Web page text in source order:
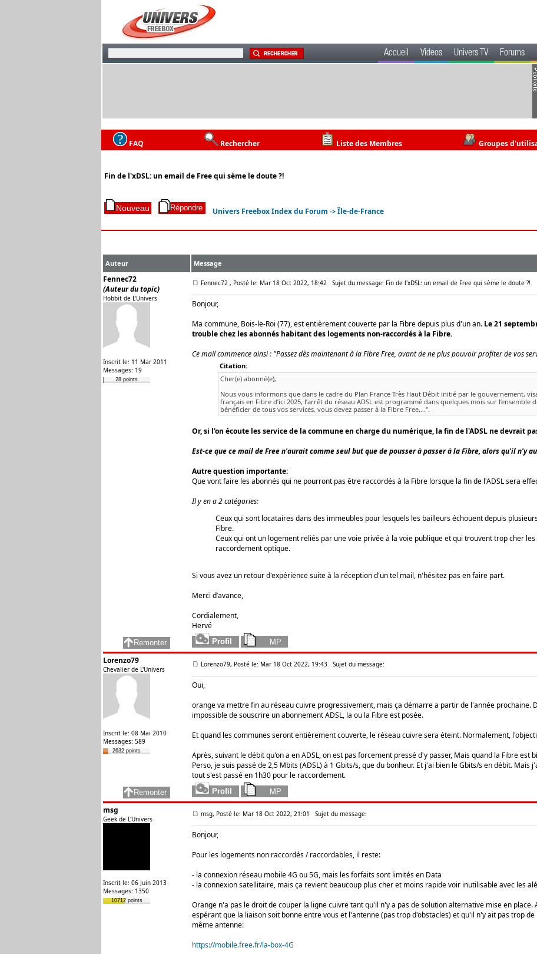
Accueil Videos Univers TV Forums
FAQ Rechercher Liste des Membres Groupes
Fin de l'xDSL: un email de Free qui sème le doute ?!
Univers Freebox Index du Forum -> Île-de-France
Auteur Message
Fennec72
(Auteur du topic)
Hobbit de L'Univers
Inscrit le: 11 Mar 2011
Messages: 19
28 points
Fennec72 , Posté le: Mar 18 Oct 2022, 18:42 Sujet du message: Fin de l'xDSL: un email de Free qui sème le doute ?!
Bonjour,
Ma commune, Bois-le-Roi (77), est entièrement couverte par la Fibre depuis plus d'un an. Le 21
trouble chez les abonnés habitant des logements non-raccordés à la Fibre.
Ce mail commence ainsi : "Passez dès maintenant à la Fibre Free, avant de ne plus pouvoir profiter de vos
Citation:
Cher(e) abonné(e),
Nous vous informons que dans le cadre du Plan France Très Haut Débit initié par le gouvernement,
français en Fibre d’ici 2025, l’arrêt du réseau ADSL est programmé dans quelques mois sur
bénéficier de tous vos services, vous devez passer à la Fibre Free,...".
Or, si l'on écoute les service de la commune en charge du numérique, la fin de l'ADSL ne devrait
Est-ce que ce mail de Free n'aurait comme seul but que de pousser à passer à la Fibre, alors qu'il n'y
Autre question importante:
Que vont faire les abonnés qui ne pourront pas être raccordés à la Fibre lorsque la fin de l'ADSL sera
Il y en a 2 catégories:
Ceux qui sont locataires dans des immeubles pour lesquels les bailleurs échouent depuis
Fibre.
Ceux qui ont un logement reliés par une voie privée à la voie publique et qui trouvent trop cher
raccordement optique.
Si vous avez un retour d'expérience suite à la réception d'un tel mail, n'hésitez pas en faire part.
Merci d’avance,
Cordialement,
Hervé
Lorenzo79
Chevalier de L'Univers
Inscrit le: 08 Mai 2010
Messages: 589
2632 points
Lorenzo79, Posté le: Mar 18 Oct 2022, 19:43 Sujet du message:
Oui,
orange va mettre fin au réseau cuivre progressivement, mais ça démarre a partir de l'année prochaine.
impossible de souscrire un abonnement ADSL, la ou la Fibre est posée.
Et quand les communes seront entièrement couverte, le réseau cuivre sera éteint. Normalement,
Après, suivant le débit qu'on a en ADSL, on est pas forcement pressé d'y passer, Mais quand la Fibre est
Perso, je suis passé de 2,5 Mbits (ADSL) à 1 Gbits/s, que du bonheur. Et j'ai bien le Gbits/s en débit.
tout s'est passé en 1h30 pour le raccordement.
msg
Geek de L'Univers
Inscrit le: 06 Juin 2013
Messages: 1350
10712 points
msg, Posté le: Mar 18 Oct 2022, 21:01 Sujet du message:
Bonjour,
Pour les logements non raccordés / raccordables, il reste:
- la connexion réseau mobile 4G ou 5G, mais les forfaits sont limités en Data
- la connexion satellitaire, mais ça revient beaucoup plus cher et moins rapide voir inutilisable avec les
Orange n'a pas le droit de couper la ligne cuivre tant qu'il n'y a pas de solution alternative mise en place.
espérant que la liaison soit bonne entre vous et l'antenne (pas trop d'obstacles) et qu'il n'y ait pas trop
même antenne:
https://mobile.free.fr/la-box-4G